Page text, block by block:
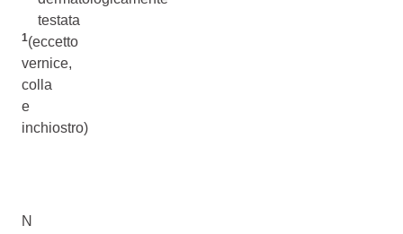
testata
1(eccetto
vernice,
colla
e
inchiostro)
N